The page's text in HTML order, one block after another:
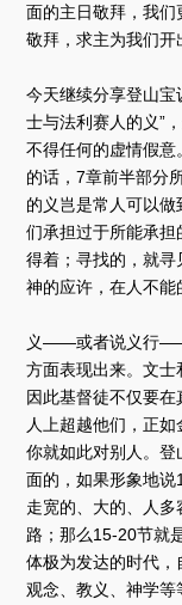
面的主日敬拜，我
敬拜，求主为我们开
今天继续分享登山宝
士与法利赛人的义”
不得任何的虚情假
的话，7章前半部分
的义岂是常人可以
们承担过于所能承担
得着；寻找的，就寻
神的应许，在人不能
义——或者说义行——
方面表现出来。文士
因此基督徒不仅要
人上超越他们，正
你就如此对别人。
面的，如果形象地
走宽的、大的、人
路；那么15-20节就
体极为发达的时代，
观念、教义、神学